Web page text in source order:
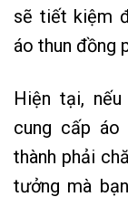
sẽ tiết kiệm
áo thun đồng
Hiện tại,
cung cấp
thành phải
tưởng mà